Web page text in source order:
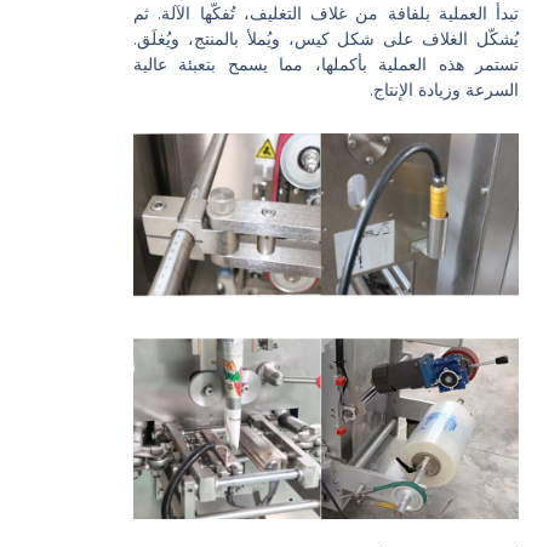
تبدأ العملية بلفافة من غلاف التغليف، تُفكّها الآلة. ثم
يُشكّل الغلاف على شكل كيس، ويُملأ بالمنتج، ويُغلَق.
تستمر هذه العملية بأكملها، مما يسمح بتعبئة عالية
السرعة وزيادة الإنتاج.